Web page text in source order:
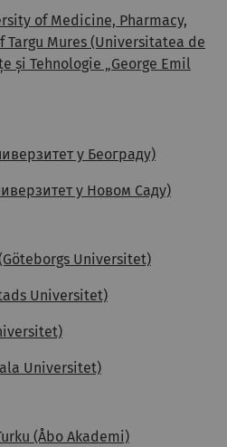
of Medicine, Pharmacy,
Targu Mures (Universitatea de
și Tehnologie „George Emil
у Београду)
у Новом Саду)
Universitet)
Universitet)
Universitet)
(Åbo Akademi)